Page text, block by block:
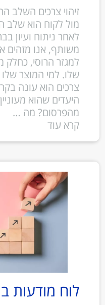
זיהוי צרכים השלב
מול לקוח הוא שלב
לאחר ניתוח ועיון
משותף, אנו מזהים
למגזר הרוסי, כחלק
שלו. למי המוצר שלו
צרכים הוא עונה
היעדים שהוא
מהפרסום? מה …
קרא עוד
לוח מודעות